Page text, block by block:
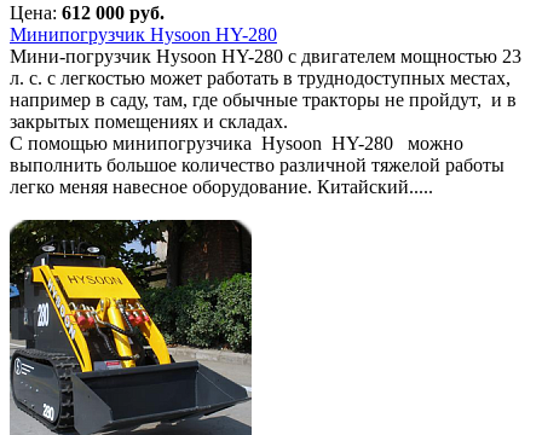
Цена: 612 000 руб.
Минипогрузчик Hysoon HY-280
Мини-погрузчик Hysoon HY-280 с двигателем мощностью 23
л. с. с легкостью может работать в труднодоступных местах,
например в саду, там, где обычные тракторы не пройдут, и в
закрытых помещениях и складах.
С помощью минипогрузчика Hysoon HY-280 можно
выполнить большое количество различной тяжелой работы
легко меняя навесное оборудование. Китайский.....